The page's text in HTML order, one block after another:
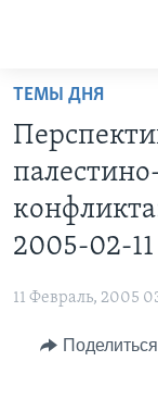
Перейти
основной
контент
Перейти
основной
Перейти
поиск
ПРОГРАММЫ
АМЕРИКА
НОВОСТИ ЗА
ПОЧЕМУ ЭТО
ДИСКУССИЯ VOA
ПРОЕКТЫ
УЧИМ
А КАК В
АРТЕФАКТЫ
ЭКСПЕРТИЗА
ФАКТЫ
ЗА СВОБОДУ
ТЕМЫ ДНЯ
2005-02-11
11 Февраль, 2005
Поделиться